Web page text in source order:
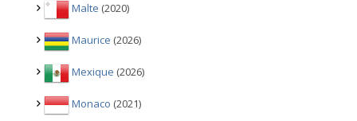
Malte (2020)
Maurice (2026)
Mexique (2026)
Monaco (2021)